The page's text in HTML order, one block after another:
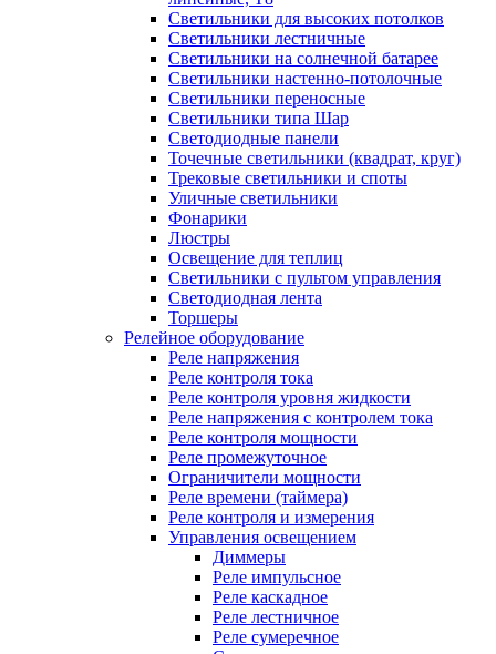
Светильники для высоких потолков
Светильники лестничные
Светильники на солнечной батарее
Светильники настенно-потолочные
Светильники переносные
Светильники типа Шар
Светодиодные панели
Точечные светильники (квадрат, круг)
Трековые светильники и споты
Уличные светильники
Фонарики
Люстры
Освещение для теплиц
Светильники с пультом управления
Светодиодная лента
Торшеры
Релейное оборудование
Реле напряжения
Реле контроля тока
Реле контроля уровня жидкости
Реле напряжения с контролем тока
Реле контроля мощности
Реле промежуточное
Ограничители мощности
Реле времени (таймера)
Реле контроля и измерения
Управления освещением
Диммеры
Реле импульсное
Реле каскадное
Реле лестничное
Реле сумеречное